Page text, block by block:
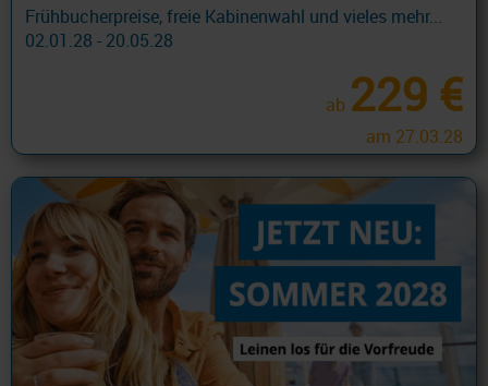
Frühbucherpreise, freie Kabinenwahl und vieles mehr...
02.01.28 - 20.05.28
ab 229 €
am 27.03.28